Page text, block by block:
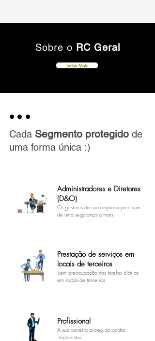
Sobre o RC Geral
Saiba Mais
...
Cada Segmento protegido de
uma forma única :)
Administradores e Diretores
(D&O)
Os gestores da sua empresa precisam
de uma segurança a mais.
Prestação de serviços em
locais de terceiros
Sem preocupação nas tarefas diárias
em locais de terceiros.
Profissional
A sua carreira protegida contra
imprevistos.